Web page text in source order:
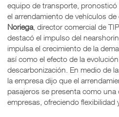
equipo de transporte,
el arrendamiento de vehículos de
Noriega, director comercial de
destacó el impulso del
impulsa el crecimiento de la
así como el efecto de la
descarbonización. En medio de
la empresa dijo que el
pasajeros se presenta como
empresas, ofreciendo flexibilidad